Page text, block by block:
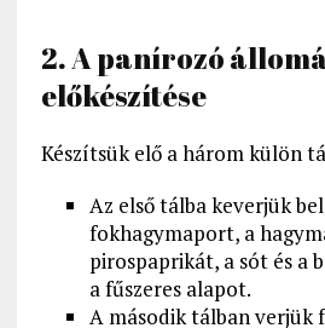
2. A panírozó
előkészítése
Készítsük elő a három külön
Az első tálba keverjük
fokhagymaport, a
pirospaprikát, a sót és a
a fűszeres alapot.
A második tálban verjük